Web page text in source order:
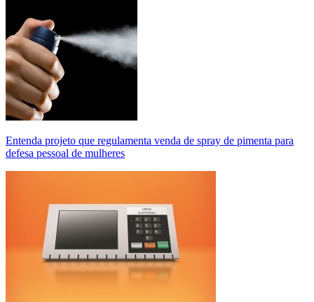
Entenda projeto que regulamenta venda de spray de pimenta para
defesa pessoal de mulheres